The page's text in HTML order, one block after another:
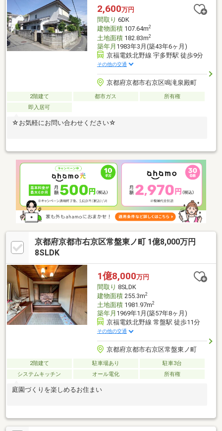
エネファームを設置、お風呂のリフォーム、床暖房設置されてい
たり、2020年に水道管の新設、2024年には本宅のトイレを新設
（交換）されたりとこまめにメンテナンスされております。
2,600万円
間取り 6DK
建物面積107.64m2
土地面積182.83m2
築年月 1983年3月(築43年6ヶ月)
京福電鉄北野線 宇多野駅 徒歩9分
その他の交通
京都府京都市右京区鳴滝泉殿町
2階建て 都市ガス
所有権
即入居可
☆お気軽にお問い合わせください☆
京都府京都市右京区常盤東ノ町 1億8,000万円
8SLDK
1億8,000万円
間取り 8SLDK
建物面積255.3m2
土地面積1981.97m2
築年月 1969年1月(築57年8ヶ月)
京福電鉄北野線 常盤駅 徒歩11分
その他の交通
京都府京都市右京区常盤東ノ町
2階建て 駐車場あり
駐車3台
システムキッチン
オール電化 所有権
庭園づくりを楽しめるお住まい